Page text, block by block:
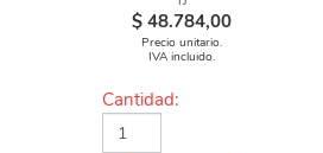
$ 48.784,00
Precio unitario.
IVA incluido.
Cantidad: